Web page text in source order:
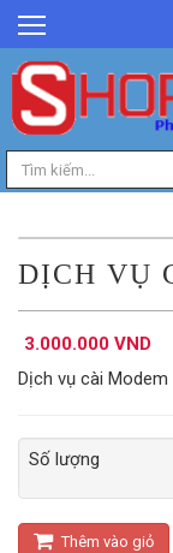
GIỚI THIỆU
TIN TỨC
SẢN PHẨM
DỊCH VỤ
LIÊN HỆ
TIỆN ÍCH
QUẢN LÝ
DỊCH VỤ
3.000.000 VND
Dịch vụ cài Modem
Số lượng
Thêm vào giỏ